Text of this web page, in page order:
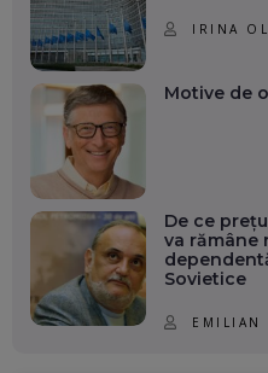
IRINA
Motive de
De ce
va rămâne
Sovietice
EMILIAN